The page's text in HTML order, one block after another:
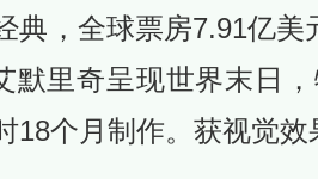
典，全球票房7.91亿
默里奇呈现世界末日
18个月制作。获视觉